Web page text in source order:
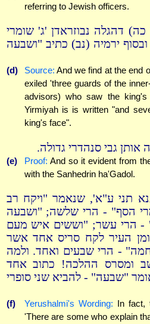
referring to Jewish officers.
דהגלה נבוזראדן 'ג' שומרי
ירמיה (נב) כתיב "ושבעה
(d) Source: And we find at the end
exiled 'three guards of the
advisors) who saw the
Yirmiyah is is written "and
king's face".
אותן גבי סנהדרי גדולה.
(e) Proof: And so it evident from
with the Sanhedrin ha'Gadol.
תני ע"א', שנאמר "ויקח רב
הסף" - הרי שלשה; "ושבעה
- הרי עשר; "וששים איש מעם
העיר לקח סריס אחד אשר
- הרי שבעים ואחד. ולמה
ומסרס ההלכה! כתוב אחד
"שבעה" - להביא שני סופרי
(f) Yerushalmi's Wording: In fact,
'There are some who explain